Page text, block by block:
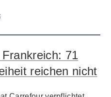
71
reichen nicht